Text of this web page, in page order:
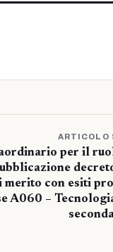
ARTICOLO
per il
merito con esiti
A060 –